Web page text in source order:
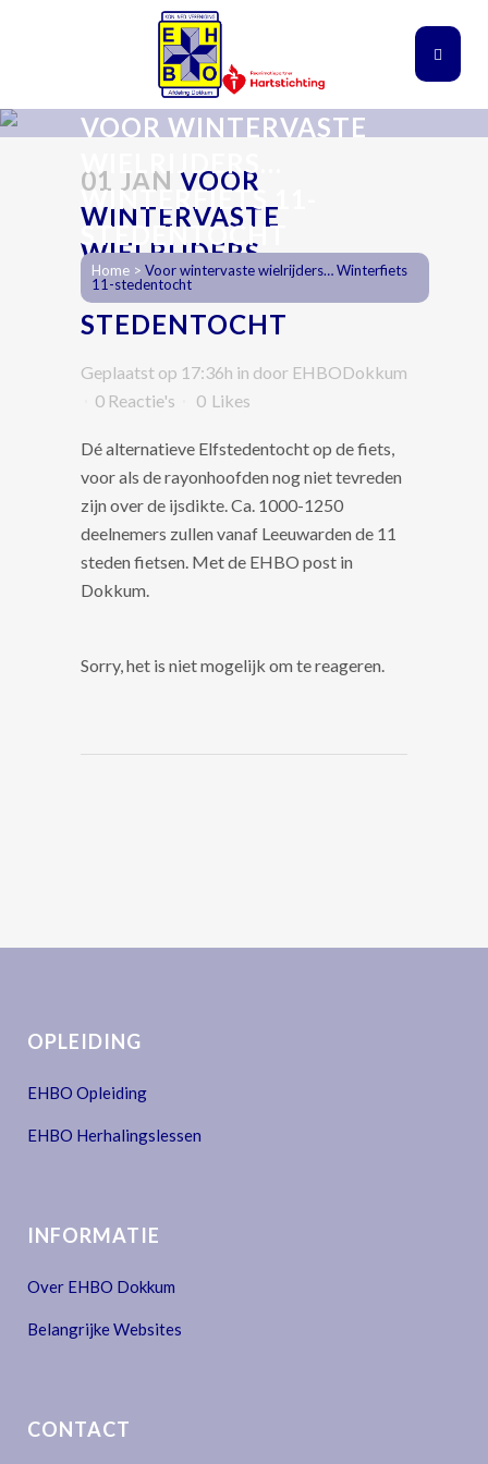
VOOR WINTERVASTE
WIELRIJDERS…
WINTERFIETS 11-
STEDENTOCHT
Home > Voor wintervaste wielrijders… Winterfiets
11-stedentocht
01 JAN VOOR
WINTERVASTE
WIELRIJDERS…
WINTERFIETS 11-
STEDENTOCHT
Geplaatst op 17:36h in door EHBODokkum
0 Reactie's
0 Likes
Dé alternatieve Elfstedentocht op de fiets,
voor als de rayonhoofden nog niet tevreden
zijn over de ijsdikte. Ca. 1000-1250
deelnemers zullen vanaf Leeuwarden de 11
steden fietsen. Met de EHBO post in
Dokkum.
Sorry, het is niet mogelijk om te reageren.
OPLEIDING
EHBO Opleiding
EHBO Herhalingslessen
INFORMATIE
Over EHBO Dokkum
Belangrijke Websites
CONTACT